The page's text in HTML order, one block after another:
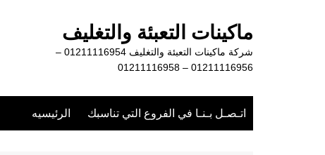
ماكينات التعبئة والتغليف
شركة ماكينات التعبئة والتغليف 01211116954 –
01211116956 – 01211116958
اتـصـل بـنـا في الفروع التي تناسبك الرئيسيه